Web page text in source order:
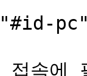
접속에